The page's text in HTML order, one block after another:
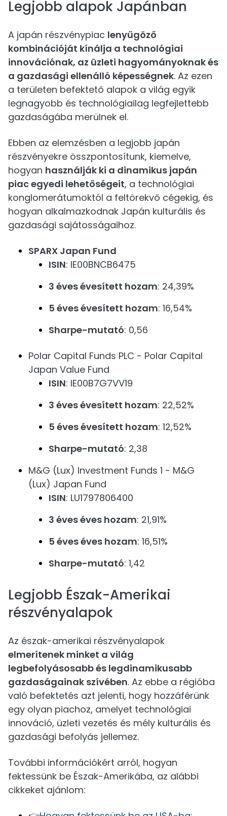
Legjobb alapok Japánban
A japán részvénypiac lenyűgöző
kombinációját kínálja a technológiai
innovációnak, az üzleti hagyományoknak és
a gazdasági ellenálló képességnek. Az ezen
a területen befektető alapok a világ egyik
legnagyobb és technológiailag legfejlettebb
gazdaságába merülnek el.
Ebben az elemzésben a legjobb japán
részvényekre összpontosítunk, kiemelve,
hogyan használják ki a dinamikus japán
piac egyedi lehetőségeit, a technológiai
konglomerátumoktól a feltörekvő cégekig, és
hogyan alkalmazkodnak Japán kulturális és
gazdasági sajátosságaihoz.
SPARX Japan Fund
ISIN: IE00BNCB6475
3 éves évesített hozam: 24,39%
5 éves évesített hozam: 16,54%
Sharpe-mutató: 0,56
Polar Capital Funds PLC - Polar Capital
Japan Value Fund
ISIN: IE00B7G7VV19
3 éves évesített hozam: 22,52%
5 éves évesített hozam: 12,52%
Sharpe-mutató: 2,38
M&G (Lux) Investment Funds 1 - M&G
(Lux) Japan Fund
ISIN: LU1797806400
3 éves éves hozam: 21,91%
5 éves éves hozam: 16,51%
Sharpe-mutató: 1,42
Legjobb Észak-Amerikai
részvényalapok
Az észak-amerikai részvényalapok
elmerítenek minket a világ
legbefolyásosabb és legdinamikusabb
gazdaságainak szívében. Az ebbe a régióba
való befektetés azt jelenti, hogy hozzáférünk
egy olyan piachoz, amelyet technológiai
innováció, üzleti vezetés és mély kulturális és
gazdasági befolyás jellemez.
További információkért arról, hogyan
fektessünk be Észak-Amerikába, az alábbi
cikkeket ajánlom: